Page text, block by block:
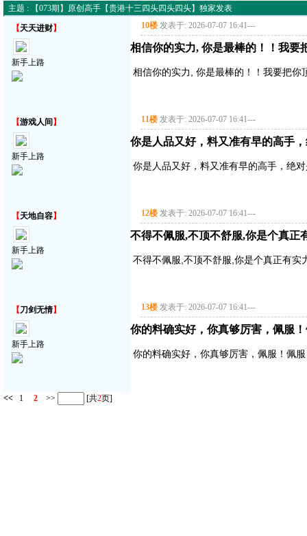
主题 : 【073期】原创高手【贵港十三四头四头四头】独家发表
【天天进财】
新手上路
10楼 发表于: 2026-07-07 16:41---
相信你的实力, 你是最棒的！！我要
相信你的实力, 你是最棒的！！我要把你
【游戏人间 】
新手上路
11楼 发表于: 2026-07-07 16:41---
你是人品又好，料又准有早的高手
你是人品又好，料又准有早的高手，绝
【天地自容】
新手上路
12楼 发表于: 2026-07-07 16:41---
不得不佩服,不顶不舒服,你是个真正
不得不佩服,不顶不舒服,你是个真正有实
【刀剑无情】
新手上路
13楼 发表于: 2026-07-07 16:41---
你的料确实好，你真够厉害，佩服
你的料确实好，你真够厉害，佩服！佩
<< 1 2 >> [共2页]